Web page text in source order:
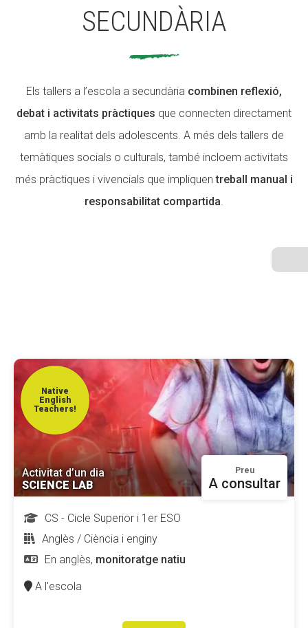
SECUNDÀRIA
Els tallers a l’escola a secundària combinen reflexió,
debat i activitats pràctiques que connecten directament
amb la realitat dels adolescents. A més dels tallers de
temàtiques socials o culturals, també incloem activitats
més pràctiques i vivencials que impliquen treball manual i
responsabilitat compartida.
Native
English
Teachers!
Activitat d’un dia
SCIENCE LAB
Preu
A consultar
CS - Cicle Superior i 1er ESO
Anglès / Ciència i enginy
En anglès, monitoratge natiu
A l'escola
ACCIÓ SOCIAL I JOVES
ESPLAIS
SUPORT TERCER SECTOR
La Fundació
L'equip
Missió i valors
Els comptes clars
Memòria d'activitats
Proposta educativa
ACTUALITAT
Notícies
Butlletins